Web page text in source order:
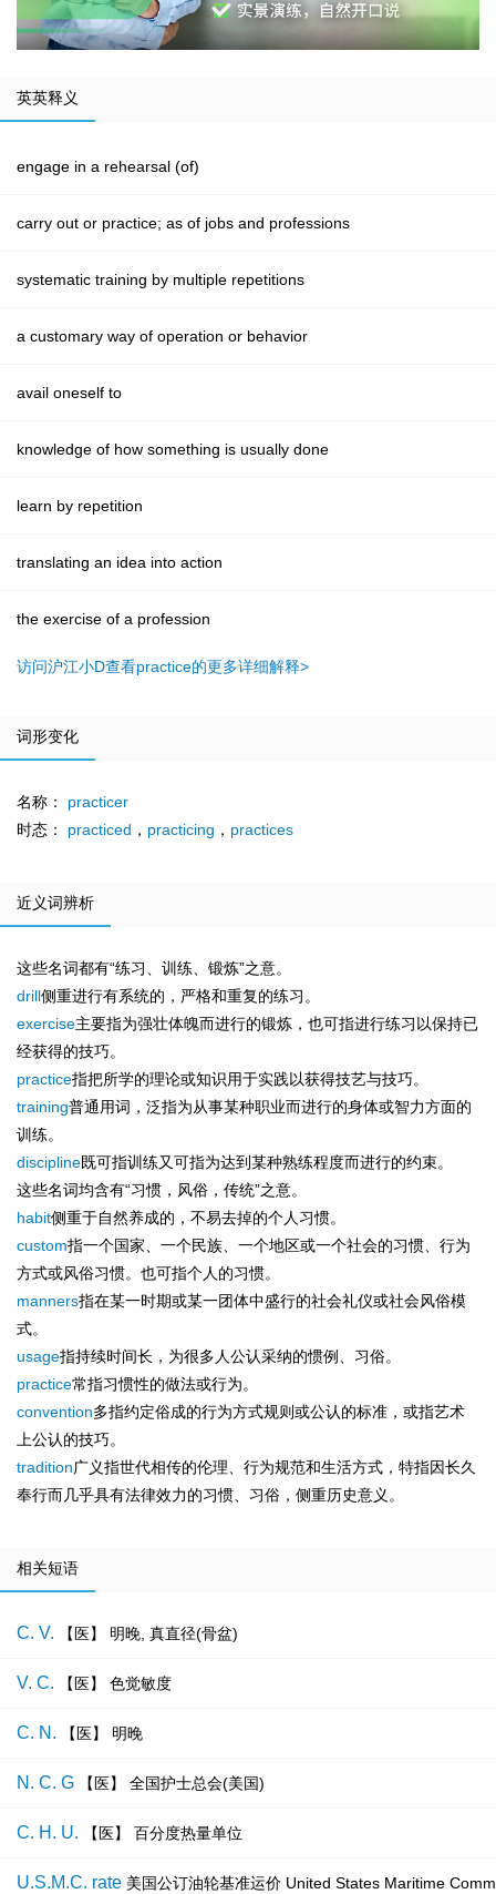
英英释义
engage in a rehearsal (of)
carry out or practice; as of jobs and professions
systematic training by multiple repetitions
a customary way of operation or behavior
avail oneself to
knowledge of how something is usually done
learn by repetition
translating an idea into action
the exercise of a profession
访问沪江小D查看practice的更多详细解释>
词形变化
名称：
practicer
时态：
practiced ， practicing ， practices
近义词辨析
这些名词都有“练习、训练、锻炼”之意。
drill侧重进行有系统的，严格和重复的练习。
exercise主要指为强壮体魄而进行的锻炼，也可指进行练习以保持已
经获得的技巧。
practice指把所学的理论或知识用于实践以获得技艺与技巧。
training普通用词，泛指为从事某种职业而进行的身体或智力方面的
训练。
discipline既可指训练又可指为达到某种熟练程度而进行的约束。
这些名词均含有“习惯，风俗，传统”之意。
habit侧重于自然养成的，不易去掉的个人习惯。
custom指一个国家、一个民族、一个地区或一个社会的习惯、行为
方式或风俗习惯。也可指个人的习惯。
manners指在某一时期或某一团体中盛行的社会礼仪或社会风俗模
式。
usage指持续时间长，为很多人公认采纳的惯例、习俗。
practice常指习惯性的做法或行为。
convention多指约定俗成的行为方式规则或公认的标准，或指艺术
上公认的技巧。
tradition广义指世代相传的伦理、行为规范和生活方式，特指因长久
奉行而几乎具有法律效力的习惯、习俗，侧重历史意义。
相关短语
C. V. 【医】 明晚, 真直径(骨盆)
V. C. 【医】 色觉敏度
C. N. 【医】 明晚
N. C. G 【医】 全国护士总会(美国)
C. H. U. 【医】 百分度热量单位
U.S.M.C. rate 美国公订油轮基准运价 United States Maritime